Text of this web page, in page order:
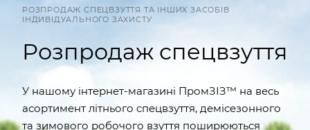
РОЗПРОДАЖ СПЕЦВЗУТТЯ ТА ІНШИХ ЗАСОБІВ
ІНДИВІДУАЛЬНОГО ЗАХИСТУ
Розпродаж спецвзуття
У нашому інтернет-магазині ПромЗІЗ™ на весь
асортимент літнього спецвзуття, демісезонного
та зимового робочого взуття поширюються